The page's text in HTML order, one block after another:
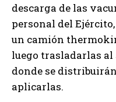
descarga de las
personal del
un camión
luego trasladarlas al
donde se
aplicarlas.